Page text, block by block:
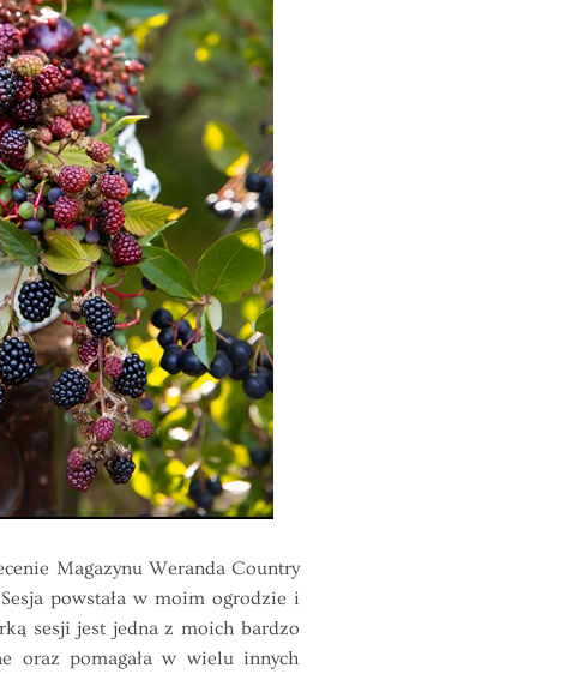
Magazynu Weranda Country
powstała w moim ogrodzie i
sesji jest jedna z moich bardzo
oraz pomagała w wielu innych